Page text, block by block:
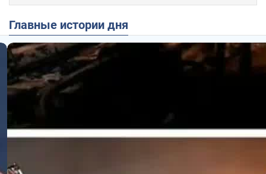
Главные истории дня